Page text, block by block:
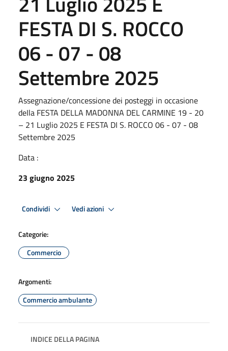
FESTA DI S. ROCCO
06 - 07 - 08
Settembre 2025
Assegnazione/concessione dei posteggi in occasione
deIla FESTA DELLA MADONNA DEL CARMINE 19 - 20
– 21 Luglio 2025 E FESTA DI S. ROCCO 06 - 07 - 08
Settembre 2025
Data :
23 giugno 2025
Condividi Vedi azioni
Categorie:
Commercio
Argomenti:
Commercio ambulante
INDICE DELLA PAGINA